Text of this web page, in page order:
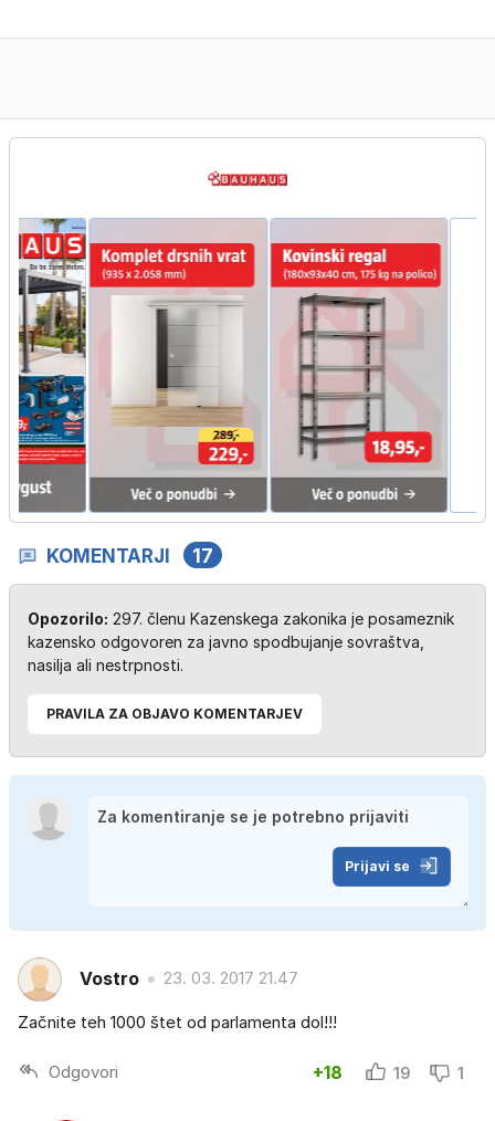
KOMENTARJI 17
Opozorilo: 297. členu Kazenskega zakonika je posameznik
kazensko odgovoren za javno spodbujanje sovraštva,
nasilja ali nestrpnosti.
PRAVILA ZA OBJAVO KOMENTARJEV
Prijavi se
Vostro 23. 03. 2017 21.47
Začnite teh 1000 štet od parlamenta dol!!!
Odgovori +18 19 1